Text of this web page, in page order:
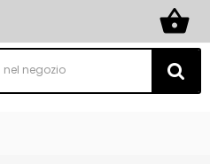
shopping_basket